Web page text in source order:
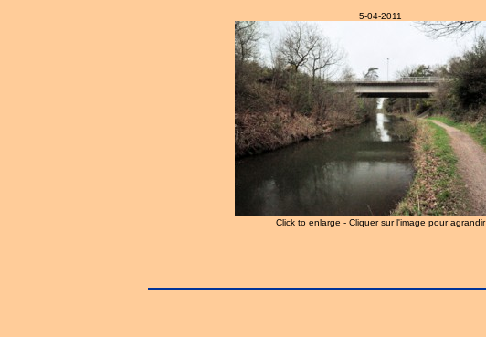
5-04-2011
Click to enlarge - Cliquer sur l'image pour agrandir